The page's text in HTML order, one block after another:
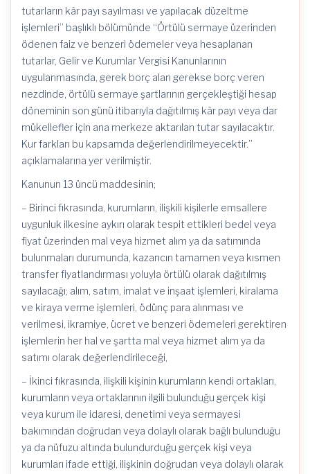
tutarların kâr payı sayılması ve yapılacak düzeltme
işlemleri” başlıklı bölümünde “Örtülü sermaye üzerinden
ödenen faiz ve benzeri ödemeler veya hesaplanan
tutarlar, Gelir ve Kurumlar Vergisi Kanunlarının
uygulanmasında, gerek borç alan gerekse borç veren
nezdinde, örtülü sermaye şartlarının gerçekleştiği hesap
döneminin son günü itibarıyla dağıtılmış kâr payı veya dar
mükellefler için ana merkeze aktarılan tutar sayılacaktır.
Kur farkları bu kapsamda değerlendirilmeyecektir.”
açıklamalarına yer verilmiştir.
Kanunun 13 üncü maddesinin;
– Birinci fıkrasında, kurumların, ilişkili kişilerle emsallere
uygunluk ilkesine aykırı olarak tespit ettikleri bedel veya
fiyat üzerinden mal veya hizmet alım ya da satımında
bulunmaları durumunda, kazancın tamamen veya kısmen
transfer fiyatlandırması yoluyla örtülü olarak dağıtılmış
sayılacağı; alım, satım, imalat ve inşaat işlemleri, kiralama
ve kiraya verme işlemleri, ödünç para alınması ve
verilmesi, ikramiye, ücret ve benzeri ödemeleri gerektiren
işlemlerin her hal ve şartta mal veya hizmet alım ya da
satımı olarak değerlendirileceği,
– İkinci fıkrasında, ilişkili kişinin kurumların kendi ortakları,
kurumların veya ortaklarının ilgili bulunduğu gerçek kişi
veya kurum ile idaresi, denetimi veya sermayesi
bakımından doğrudan veya dolaylı olarak bağlı bulunduğu
ya da nüfuzu altında bulundurduğu gerçek kişi veya
kurumları ifade ettiği, ilişkinin doğrudan veya dolaylı olarak